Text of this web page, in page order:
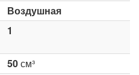
Воздушная
1
50см³